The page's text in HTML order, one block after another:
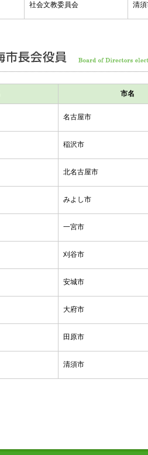
社会文教委員会 清
市名
名古屋市
稲沢市
北名古屋市
みよし市
一宮市
刈谷市
安城市
大府市
田原市
清須市